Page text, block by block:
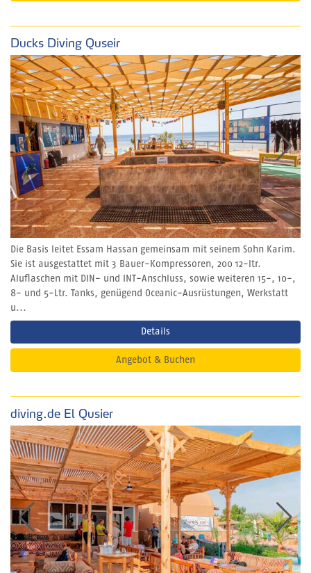
Ducks Diving Quseir
Die Basis leitet Essam Hassan gemeinsam mit seinem Sohn Karim.
Sie ist ausgestattet mit 3 Bauer-Kompressoren, 200 12-ltr.
Aluflaschen mit DIN- und INT-Anschluss, sowie weiteren 15-, 10-,
8- und 5-Ltr. Tanks, genügend Oceanic-Ausrüstungen, Werkstatt
u...
Details
Angebot & Buchen
diving.de El Qusier